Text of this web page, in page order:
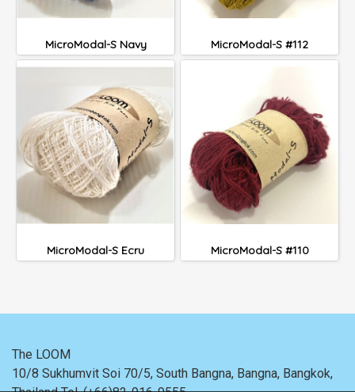
MicroModal-S Navy MicroModal-S #112
MicroModal-S Ecru MicroModal-S #110
The LOOM
10/8 Sukhumvit Soi 70/5, South Bangna, Bangna, Bangkok,